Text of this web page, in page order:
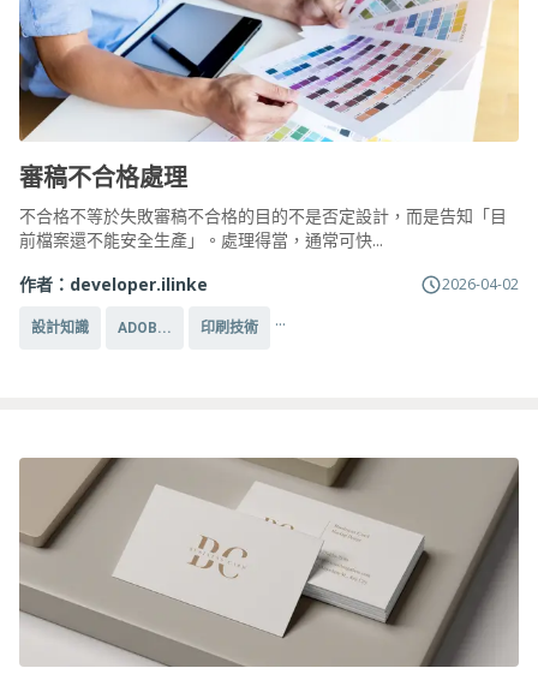
審稿不合格處理
不合格不等於失敗審稿不合格的目的不是否定設計，而是告知「目
前檔案還不能安全生產」。處理得當，通常可快...
作者： developer.ilinke 2026-04-02
設計知識 ADOB... 印刷技術 ...